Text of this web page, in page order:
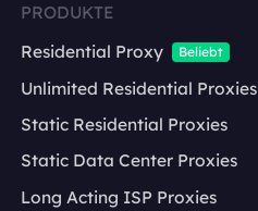
PRODUKTE
Residential Proxy
Beliebt
Unlimited Residential Proxies
Static Residential Proxies
Static Data Center Proxies
Long Acting ISP Proxies